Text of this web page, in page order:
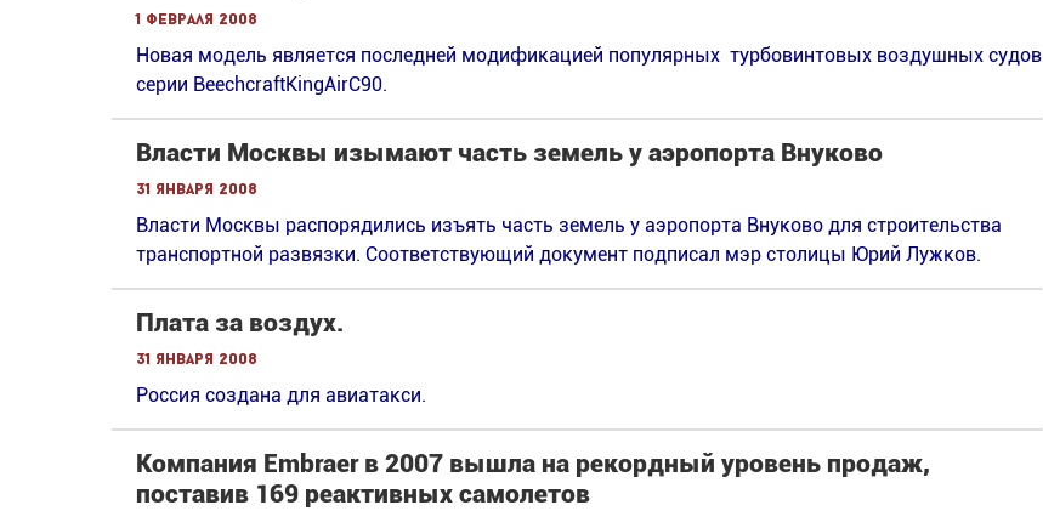
1 февраля 2008
Новая модель является последней модификацией популярных турбовинтовых воздушных судов
серии BeechcraftKingAirC90.
Власти Москвы изымают часть земель у аэропорта Внуково
31 января 2008
Власти Москвы распорядились изъять часть земель у аэропорта Внуково для строительства
транспортной развязки. Cоответствующий документ подписал мэр столицы Юрий Лужков.
Плата за воздух.
31 января 2008
Россия создана для авиатакси.
Компания Embraer в 2007 вышла на рекордный уровень продаж,
поставив 169 реактивных самолетов